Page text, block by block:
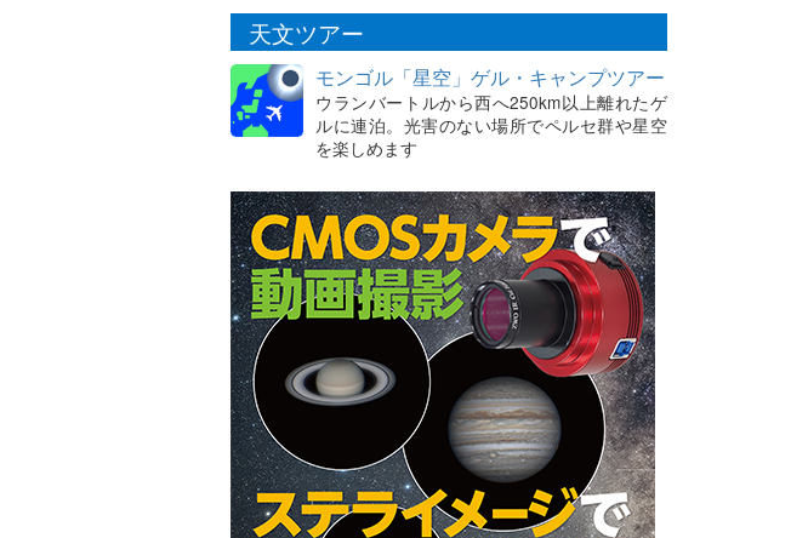
天文ツアー
モンゴル「星空」ゲル・キャンプツアー
ウランバートルから西へ250km以上離れたゲ
ルに連泊。光害のない場所でペルセ群や星空
を楽しめます